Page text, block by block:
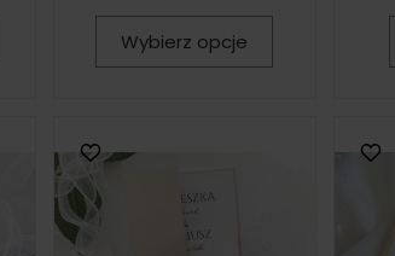
Wybierz opcje